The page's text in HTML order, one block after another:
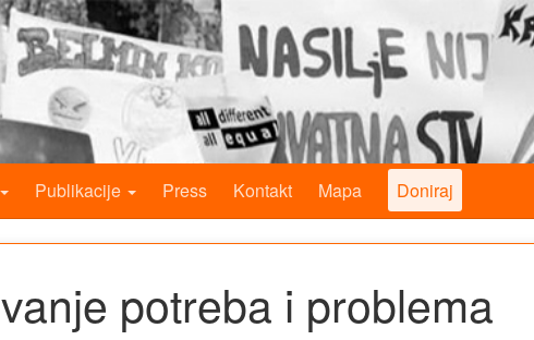
Publikacije Press Kontakt Mapa Doniraj
potreba i problema